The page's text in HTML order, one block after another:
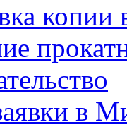
копии
в